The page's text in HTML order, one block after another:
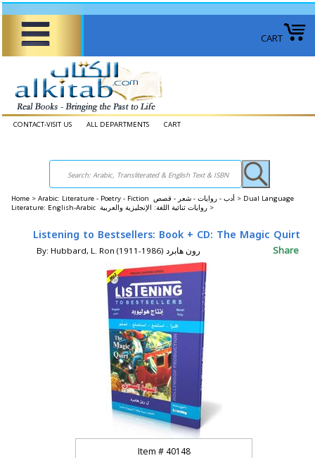
CART
CONTACT-VISIT US ALL DEPARTMENTS CART
Home > Arabic: Literature - Poetry - Fiction أدب - روايات - شعر - قصص > Dual Language
Literature: English-Arabic روايات ثنائية اللغة: الإنجليزية والعربية >
Listening to Bestsellers: Book + CD: The Magic Quirt
By: Hubbard, L. Ron (1911-1986) رون هابرد Share
Item #40148